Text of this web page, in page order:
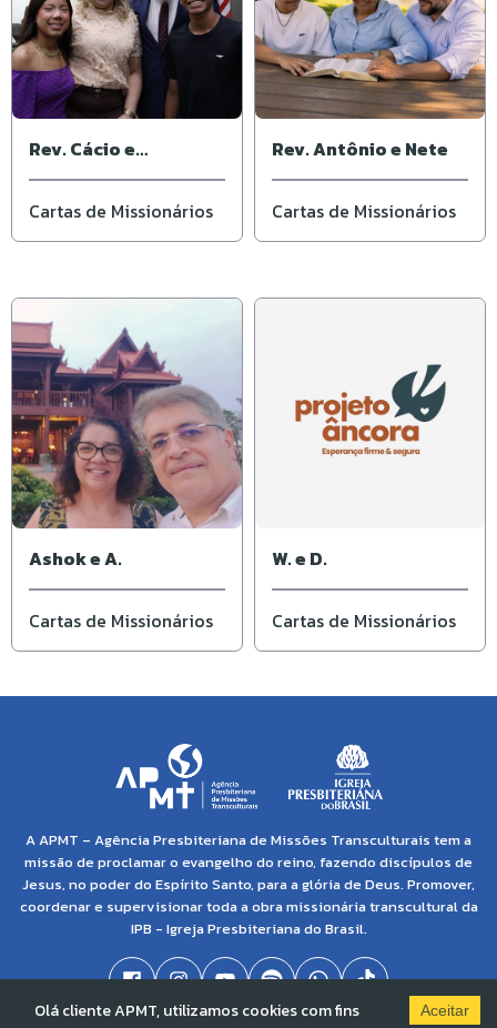
Rev. Cácio e
Elisângela
Cartas de Missionários
Rev. Antônio e Nete
Cartas de Missionários
Ashok e A.
Cartas de Missionários
W. e D.
Cartas de Missionários
A APMT – Agência Presbiteriana de Missões Transculturais tem a
missão de proclamar o evangelho do reino, fazendo discípulos de
Jesus, no poder do Espírito Santo, para a glória de Deus. Promover,
coordenar e supervisionar toda a obra missionária transcultural da
IPB - Igreja Presbiteriana do Brasil.
Olá cliente APMT, utilizamos cookies com fins
Aceitar